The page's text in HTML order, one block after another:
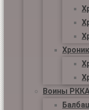
Воины РККА